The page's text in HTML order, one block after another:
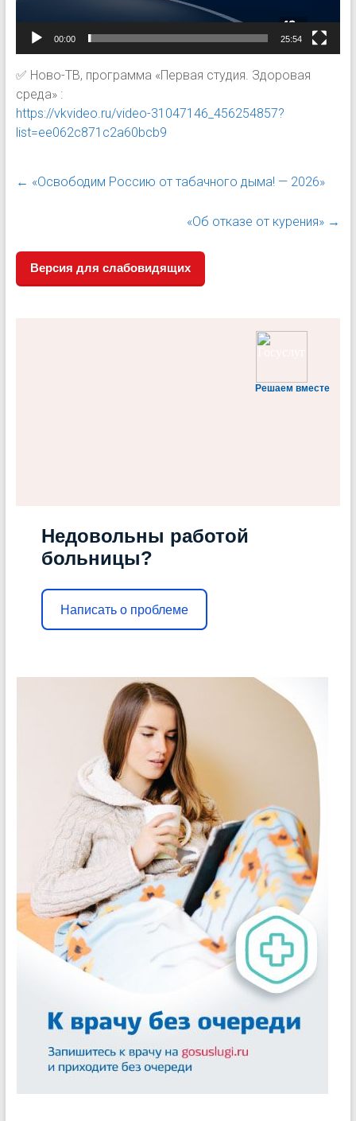
00:00 25:54
✅ Ново-ТВ, программа «Первая студия. Здоровая
среда» :
https://vkvideo.ru/video-31047146_456254857?
list=ee062c871c2a60bcb9
← «Освободим Россию от табачного дыма! — 2026»
«Об отказе от курения» →
Версия для слабовидящих